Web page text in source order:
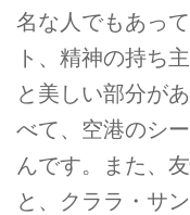
名な人でもあっ
ト、精神の持ち
と美しい部分が
べて、空港のシ
んです。また、
と、クララ・サ